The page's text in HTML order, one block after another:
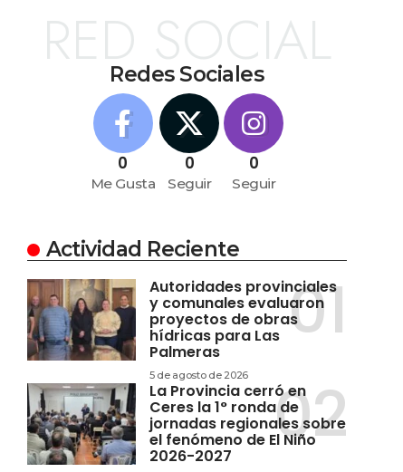
Redes Sociales
RED SOCIAL
0
Me Gusta
0
Seguir
0
Seguir
Actividad Reciente
Autoridades provinciales
y comunales evaluaron
proyectos de obras
hídricas para Las
Palmeras
5 de agosto de 2026
La Provincia cerró en
Ceres la 1° ronda de
jornadas regionales sobre
el fenómeno de El Niño
2026-2027